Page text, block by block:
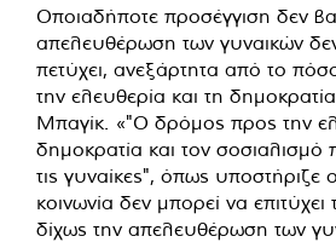
Οποιαδήποτε προσέγγιση δεν
απελευθέρωση των γυναικών
πετύχει, ανεξάρτητα από το
την ελευθερία και τη
Μπαγίκ. «"Ο δρόμος προς την
δημοκρατία και τον σοσιαλισμό
τις γυναίκες", όπως
κοινωνία δεν μπορεί να
δίχως την απελευθέρωση των